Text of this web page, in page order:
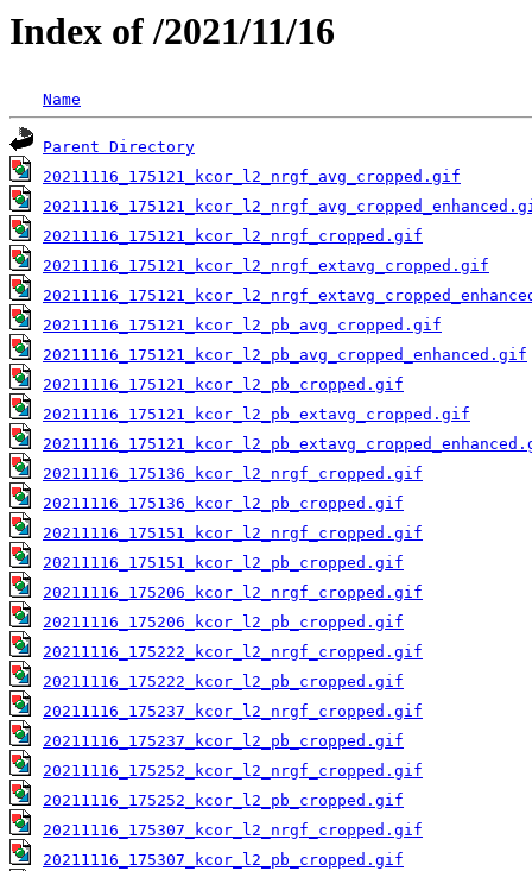
Index of /2021/11/16
Name
Parent Directory
20211116_175121_kcor_l2_nrgf_avg_cropped.gif
20211116_175121_kcor_l2_nrgf_cropped.gif
20211116_175121_kcor_l2_nrgf_extavg_cropped.gif
20211116_175121_kcor_l2_pb_avg_cropped.gif
20211116_175121_kcor_l2_pb_avg_cropped_enhanced.gif
20211116_175121_kcor_l2_pb_cropped.gif
20211116_175121_kcor_l2_pb_extavg_cropped.gif
20211116_175136_kcor_l2_nrgf_cropped.gif
20211116_175136_kcor_l2_pb_cropped.gif
20211116_175151_kcor_l2_nrgf_cropped.gif
20211116_175151_kcor_l2_pb_cropped.gif
20211116_175206_kcor_l2_nrgf_cropped.gif
20211116_175206_kcor_l2_pb_cropped.gif
20211116_175222_kcor_l2_nrgf_cropped.gif
20211116_175222_kcor_l2_pb_cropped.gif
20211116_175237_kcor_l2_nrgf_cropped.gif
20211116_175237_kcor_l2_pb_cropped.gif
20211116_175252_kcor_l2_nrgf_cropped.gif
20211116_175252_kcor_l2_pb_cropped.gif
20211116_175307_kcor_l2_nrgf_cropped.gif
20211116_175307_kcor_l2_pb_cropped.gif